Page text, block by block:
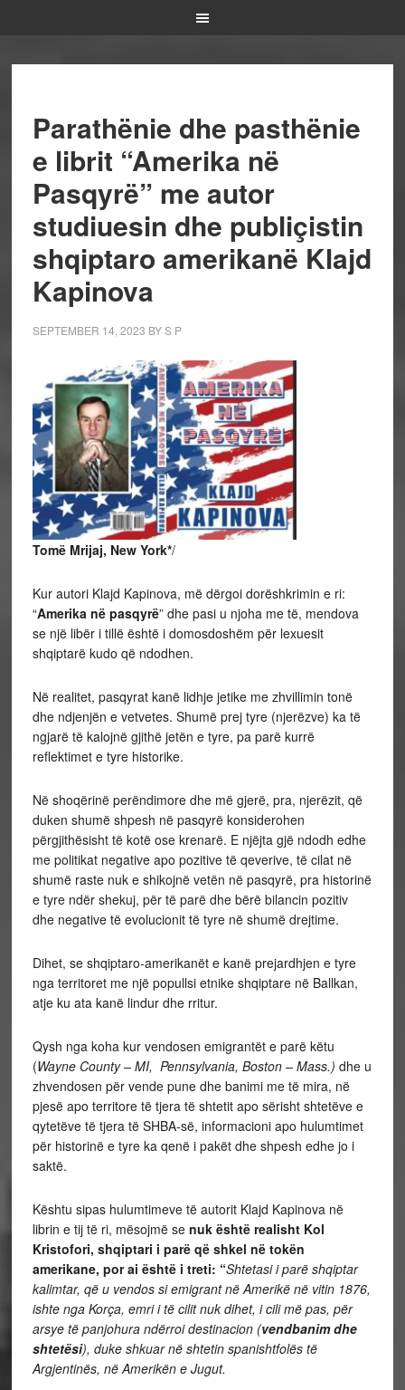
Parathënie dhe pasthënie
e librit “Amerika në
Pasqyrë” me autor
studiuesin dhe publiçistin
shqiptaro amerikanë Klajd
Kapinova
SEPTEMBER 14, 2023 BYS P
Tomë Mrijaj, New York*/
Kur autori Klajd Kapinova, më dërgoi dorëshkrimin e ri:
“Amerika në pasqyrë” dhe pasi u njoha me të, mendova
se një libër i tillë është i domosdoshëm për lexuesit
shqiptarë kudo që ndodhen.
Në realitet, pasqyrat kanë lidhje jetike me zhvillimin tonë
dhe ndjenjën e vetvetes. Shumë prej tyre (njerëzve) ka të
ngjarë të kalojnë gjithë jetën e tyre, pa parë kurrë
reflektimet e tyre historike.
Në shoqërinë perëndimore dhe më gjerë, pra, njerëzit, që
duken shumë shpesh në pasqyrë konsiderohen
përgjithësisht të kotë ose krenarë. E njëjta gjë ndodh edhe
me politikat negative apo pozitive të qeverive, të cilat në
shumë raste nuk e shikojnë vetën në pasqyrë, pra historinë
e tyre ndër shekuj, për të parë dhe bërë bilancin pozitiv
dhe negative të evolucionit të tyre në shumë drejtime.
Dihet, se shqiptaro-amerikanët e kanë prejardhjen e tyre
nga territoret me një popullsi etnike shqiptare në Ballkan,
atje ku ata kanë lindur dhe rritur.
Qysh nga koha kur vendosen emigrantët e parë këtu
(Wayne County – MI, Pennsylvania, Boston – Mass.) dhe u
zhvendosen për vende pune dhe banimi me të mira, në
pjesë apo territore të tjera të shtetit apo sërisht shtetëve e
qytetëve të tjera të SHBA-së, informacioni apo hulumtimet
për historinë e tyre ka qenë i pakët dhe shpesh edhe jo i
saktë.
Kështu sipas hulumtimeve të autorit Klajd Kapinova në
librin e tij të ri, mësojmë se nuk është realisht Kol
Kristofori, shqiptari i parë që shkel në tokën
amerikane, por ai është i treti: “Shtetasi i parë shqiptar
kalimtar, që u vendos si emigrant në Amerikë në vitin 1876,
ishte nga Korça, emri i të cilit nuk dihet, i cili më pas, për
arsye të panjohura ndërroi destinacion (vendbanim dhe
shtetësi), duke shkuar në shtetin spanishtfolës të
Argjentinës, në Amerikën e Jugut.